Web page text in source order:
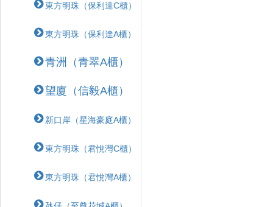
東方明珠（保利達C櫃）
東方明珠（保利達A櫃）
青洲（青翠A櫃）
望廈（信毅A櫃）
新口岸（星海豪庭A櫃）
東方明珠（君悅灣C櫃）
東方明珠（君悅灣A櫃）